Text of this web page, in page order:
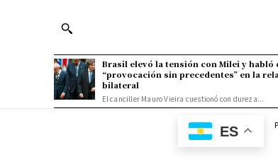
Brasil elevó la tensión con Milei y habló
“provocación sin precedentes” en la
bilateral
El canciller Mauro Vieira cuestionó con dureza...
ES